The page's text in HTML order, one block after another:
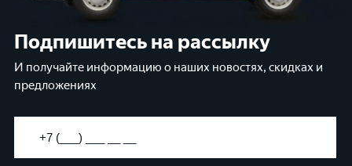
Подпишитесь на рассылку
И получайте информацию о наших новостях, скидках и
предложениях